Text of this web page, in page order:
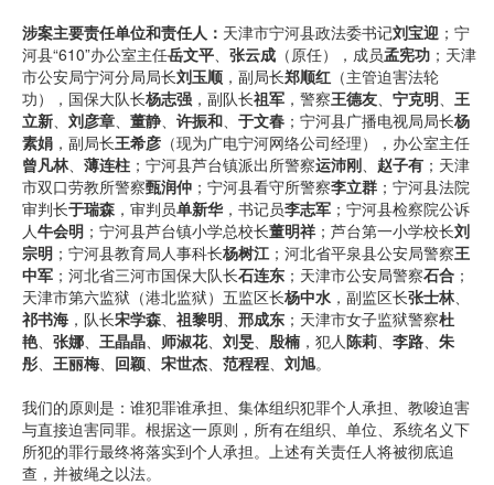
涉案主要责任单位和责任人： 天津市宁河县政法委书记刘宝迎 ；宁
河县“610”办公室主任岳文平、 张云成 （原任），成员孟宪功 ；天津
市公安局宁河分局局长刘玉顺 ，副局长郑顺红 （主管迫害法轮
功），国保大队长杨志强 ，副队长祖军 ，警察王德友、 宁克明、 王
立新、 刘彦章、 董静、 许振和、 于文春 ；宁河县广播电视局局长杨
素娟 ，副局长王希彦 （现为广电宁河网络公司经理），办公室主任
曾凡林、 薄连柱 ；宁河县芦台镇派出所警察运沛刚、 赵子有 ；天津
市双口劳教所警察甄润仲 ；宁河县看守所警察李立群 ；宁河县法院
审判长于瑞森 ，审判员单新华，书记员李志军 ；宁河县检察院公诉
人牛会明 ；宁河县芦台镇小学总校长董明祥 ；芦台第一小学校长刘
宗明 ；宁河县教育局人事科长杨树江；河北省平泉县公安局警察王
中军 ；河北省三河市国保大队长石连东 ；天津市公安局警察石合 ；
天津市第六监狱（港北监狱）五监区长杨中水 ，副监区长张士林、
祁书海 ，队长宋学森、 祖黎明、 邢成东 ；天津市女子监狱警察杜
艳、 张娜、 王晶晶、 师淑花、 刘旻、 殷楠 ，犯人陈莉、 李路、 朱
彤、 王丽梅、 回颖、 宋世杰、 范程程、 刘旭。
我们的原则是：谁犯罪谁承担、集体组织犯罪个人承担、教唆迫害
与直接迫害同罪。根据这一原则，所有在组织、单位、系统名义下
所犯的罪行最终将落实到个人承担。上述有关责任人将被彻底追
查，并被绳之以法。